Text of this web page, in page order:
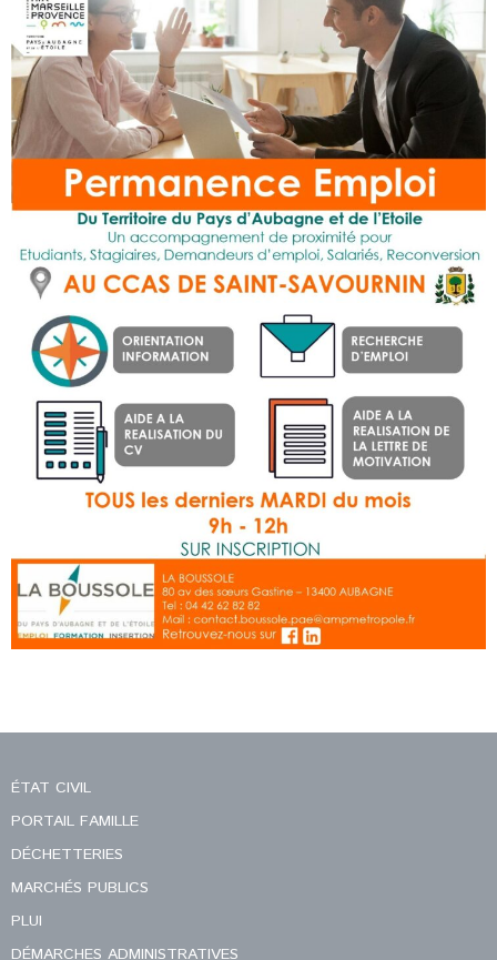
ÉTAT CIVIL
PORTAIL FAMILLE
DÉCHETTERIES
MARCHÉS PUBLICS
PLUI
DÉMARCHES ADMINISTRATIVES